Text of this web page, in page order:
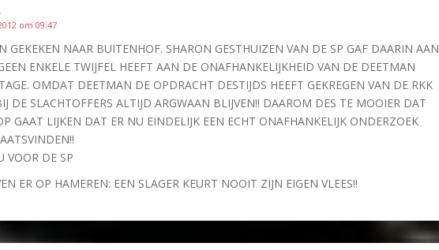
om 09:47
GEKEKEN NAAR BUITENHOF. SHARON GESTHUIZEN VAN DE SP GAF DAARIN AAN
ENKELE TWIJFEL HEEFT AAN DE ONAFHANKELIJKHEID VAN DE DEETMAN
OMDAT DEETMAN DE OPDRACHT DESTIJDS HEEFT GEKREGEN VAN DE RKK
DE SLACHTOFFERS ALTIJD ARGWAAN BLIJVEN!! DAAROM DES TE MOOIER DAT
GAAT LIJKEN DAT ER NU EINDELIJK EEN ECHT ONAFHANKELIJK ONDERZOEK
VOOR DE SP
ER OP HAMEREN: EEN SLAGER KEURT NOOIT ZIJN EIGEN VLEES!!